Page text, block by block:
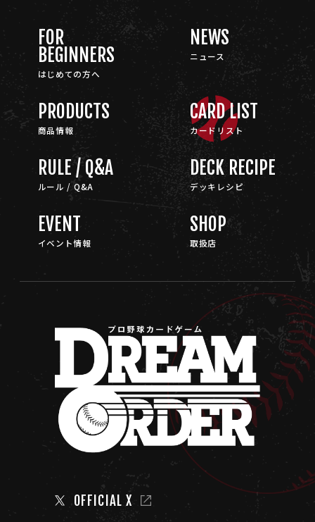
FOR
BEGINNERS
はじめての方へ
NEWS
ニュース
PRODUCTS
商品情報
CARD LIST
カードリスト
RULE / Q&A
ルール / Q&A
DECK RECIPE
デッキレシピ
EVENT
イベント情報
SHOP
取扱店
OFFICIAL X